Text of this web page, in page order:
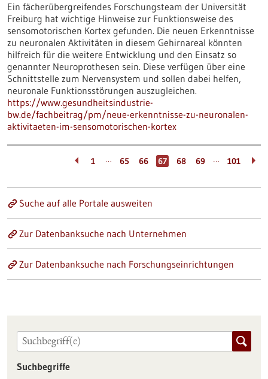
Ein fächerübergreifendes Forschungsteam der Universität
Freiburg hat wichtige Hinweise zur Funktionsweise des
sensomotorischen Kortex gefunden. Die neuen Erkenntnisse
zu neuronalen Aktivitäten in diesem Gehirnareal könnten
hilfreich für die weitere Entwicklung und den Einsatz so
genannter Neuroprothesen sein. Diese verfügen über eine
Schnittstelle zum Nervensystem und sollen dabei helfen,
neuronale Funktionsstörungen auszugleichen.
https://www.gesundheitsindustrie-
bw.de/fachbeitrag/pm/neue-erkenntnisse-zu-neuronalen-
aktivitaeten-im-sensomotorischen-kortex
1 … 65 66 67 68 69 … 101
Suche auf alle Portale ausweiten
Zur Datenbanksuche nach Unternehmen
Zur Datenbanksuche nach Forschungseinrichtungen
Suchbegriffe